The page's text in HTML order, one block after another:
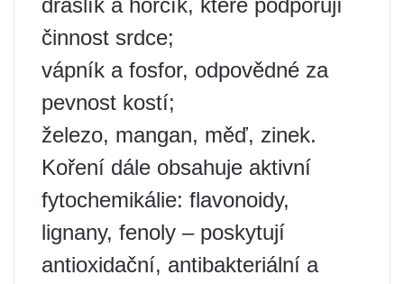
draslík a hořčík, které podporují
činnost srdce;
vápník a fosfor, odpovědné za
pevnost kostí;
železo, mangan, měď, zinek.
Koření dále obsahuje aktivní
fytochemikálie: flavonoidy,
lignany, fenoly – poskytují
antioxidační, antibakteriální a